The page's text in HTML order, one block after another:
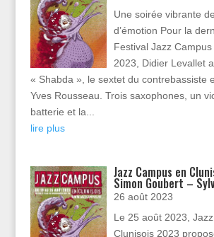
Une soirée vibrante
d’émotion Pour la
Festival Jazz
2023, Didier Levallet
« Shabda », le sextet du contrebassiste
Yves Rousseau. Trois saxophones, un
batterie et la...
lire plus
Jazz Campus en
Simon Goubert –
26 août 2023
Le 25 août 2023,
Clunisois 2023